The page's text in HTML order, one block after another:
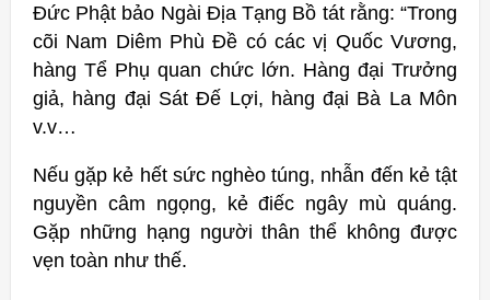
Ðức Phật bảo Ngài Ðịa Tạng Bồ tát rằng: “Trong
cõi Nam Diêm Phù Ðề có các vị Quốc Vương,
hàng Tể Phụ quan chức lớn. Hàng đại Trưởng
giả, hàng đại Sát Ðế Lợi, hàng đại Bà La Môn
v.v…
Nếu gặp kẻ hết sức nghèo túng, nhẫn đến kẻ tật
nguyền câm ngọng, kẻ điếc ngây mù quáng.
Gặp những hạng người thân thể không được
vẹn toàn như thế.